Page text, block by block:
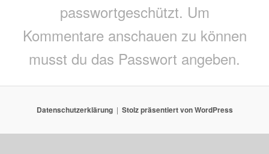
passwortgeschützt. Um
Kommentare anschauen zu können
musst du das Passwort angeben.
Datenschutzerklärung Stolz präsentiert von WordPress